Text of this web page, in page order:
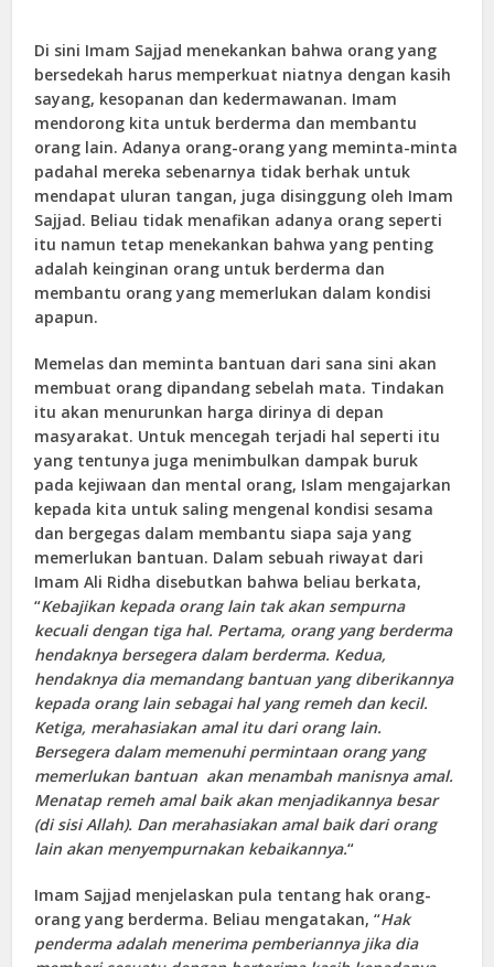
Di sini Imam Sajjad menekankan bahwa orang yang
bersedekah harus memperkuat niatnya dengan kasih
sayang, kesopanan dan kedermawanan. Imam
mendorong kita untuk berderma dan membantu
orang lain. Adanya orang-orang yang meminta-minta
padahal mereka sebenarnya tidak berhak untuk
mendapat uluran tangan, juga disinggung oleh Imam
Sajjad. Beliau tidak menafikan adanya orang seperti
itu namun tetap menekankan bahwa yang penting
adalah keinginan orang untuk berderma dan
membantu orang yang memerlukan dalam kondisi
apapun.
Memelas dan meminta bantuan dari sana sini akan
membuat orang dipandang sebelah mata. Tindakan
itu akan menurunkan harga dirinya di depan
masyarakat. Untuk mencegah terjadi hal seperti itu
yang tentunya juga menimbulkan dampak buruk
pada kejiwaan dan mental orang, Islam mengajarkan
kepada kita untuk saling mengenal kondisi sesama
dan bergegas dalam membantu siapa saja yang
memerlukan bantuan. Dalam sebuah riwayat dari
Imam Ali Ridha disebutkan bahwa beliau berkata,
“Kebajikan kepada orang lain tak akan sempurna
kecuali dengan tiga hal. Pertama, orang yang berderma
hendaknya bersegera dalam berderma. Kedua,
hendaknya dia memandang bantuan yang diberikannya
kepada orang lain sebagai hal yang remeh dan kecil.
Ketiga, merahasiakan amal itu dari orang lain.
Bersegera dalam memenuhi permintaan orang yang
memerlukan bantuan akan menambah manisnya amal.
Menatap remeh amal baik akan menjadikannya besar
(di sisi Allah). Dan merahasiakan amal baik dari orang
lain akan menyempurnakan kebaikannya.“
Imam Sajjad menjelaskan pula tentang hak orang-
orang yang berderma. Beliau mengatakan, “Hak
penderma adalah menerima pemberiannya jika dia